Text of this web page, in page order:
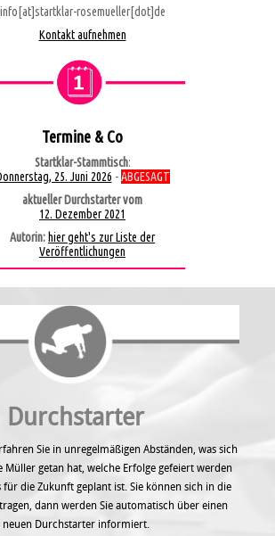
info[at]startklar-rosemueller[dot]de
Kontakt aufnehmen
Termine & Co
Startklar-Stammtisch:
25. Juni 2026 -ABGESAGT
aktueller Durchstarter vom
12. Dezember 2021
Autorin: hier geht's zur Liste der
Veröffentlichungen
Durchstarter
Sie in unregel­mäßigen Abständen, was sich
Müller getan hat, welche Erfolge gefeiert werden
die Zukunft geplant ist. Sie können sich in die
dann werden Sie automatisch über einen
neuen Durchstarter informiert.